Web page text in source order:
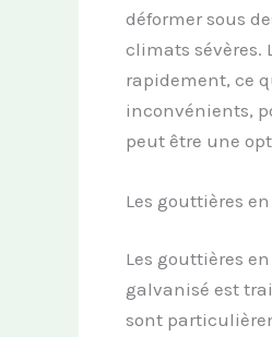
déformer sous
climats sévères.
rapidement, ce
inconvénients,
peut être une
Les gouttières
Les gouttières
galvanisé est
sont